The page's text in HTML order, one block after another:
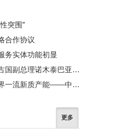
突围”
合作协议
务实体功能初显
中铝集团董事长段向东与蒙古国副总理诺木泰巴亚尔举行会谈
锻造无愧时代无愧使命的世界一流新质产能——中国有色金属工业的战略应对与破局之道（二）
更多